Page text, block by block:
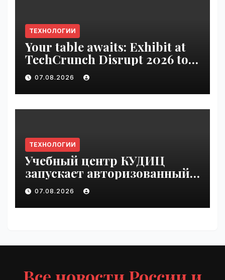
ТЕХНОЛОГИИ
Your table awaits: Exhibit at
TechCrunch Disrupt 2026 to
be seen by thousands |
VseTime.ru
07.08.2026
ТЕХНОЛОГИИ
Учебный центр КУДИЦ
запускает авторизованный
курс по
администрированию Mind
Migrate#guest | VseTime.ru
07.08.2026